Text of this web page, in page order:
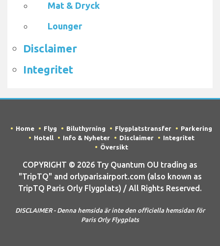
Mat & Dryck
Lounger
Disclaimer
Integritet
Home Flyg Biluthyrning Flygplatstransfer
Parkering
Hotell
Info & Nyheter Disclaimer
Integritet
Översikt
COPYRIGHT © 2026 Try Quantum OU trading as
"TripTQ" and orlyparisairport.com (also known as
TripTQ Paris Orly Flygplats) / All Rights Reserved.
DISCLAIMER - Denna hemsida är inte den officiella hemsidan för
Paris Orly Flygplats